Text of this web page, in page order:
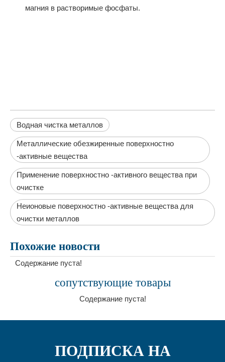
магния в растворимые фосфаты.
Водная чистка металлов
Металлические обезжиренные поверхностно
-активные вещества
Применение поверхностно -активного вещества при
очистке
Неионовые поверхностно -активные вещества для
очистки металлов
Похожие новости
Содержание пуста!
сопутствующие товары
Содержание пуста!
ПОДПИСКА НА